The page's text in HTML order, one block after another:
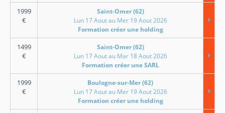
1999
€
Saint-Omer (62)
Lun 17 Aout au Mer 19 Aout 2026
Formation créer une holding
1499
€
Saint-Omer (62)
Lun 17 Aout au Mar 18 Aout 2026
Formation créer une SARL
1999
€
Boulogne-sur-Mer (62)
Lun 17 Aout au Mer 19 Aout 2026
Formation créer une holding